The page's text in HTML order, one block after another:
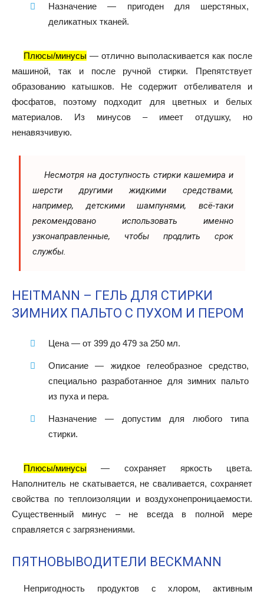
Назначение — пригоден для шерстяных,
деликатных тканей.
Плюсы/минусы — отлично выполаскивается как после
машиной, так и после ручной стирки. Препятствует
образованию катышков. Не содержит отбеливателя и
фосфатов, поэтому подходит для цветных и белых
материалов. Из минусов – имеет отдушку, но
ненавязчивую.
Несмотря на доступность стирки кашемира и
шерсти другими жидкими средствами,
например, детскими шампунями, всё-таки
рекомендовано использовать именно
узконаправленные, чтобы продлить срок
службы.
HEITMANN – ГЕЛЬ ДЛЯ СТИРКИ
ЗИМНИХ ПАЛЬТО С ПУХОМ И ПЕРОМ
Цена — от 399 до 479 за 250 мл.
Описание — жидкое гелеобразное средство,
специально разработанное для зимних пальто
из пуха и пера.
Назначение — допустим для любого типа
стирки.
Плюсы/минусы — сохраняет яркость цвета.
Наполнитель не скатывается, не сваливается, сохраняет
свойства по теплоизоляции и воздухонепроницаемости.
Существенный минус – не всегда в полной мере
справляется с загрязнениями.
ПЯТНОВЫВОДИТЕЛИ BECKMANN
Непригодность продуктов с хлором, активным